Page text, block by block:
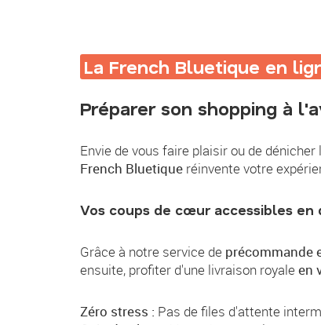
La French Bluetique en
Préparer son shopping à
Envie de vous faire plaisir ou de
French Bluetique réinvente votre
Vos coups de cœur accessibles
Grâce à notre service de précommande
ensuite, profiter d'une livraison royale en
Zéro stress : Pas de files d'attente